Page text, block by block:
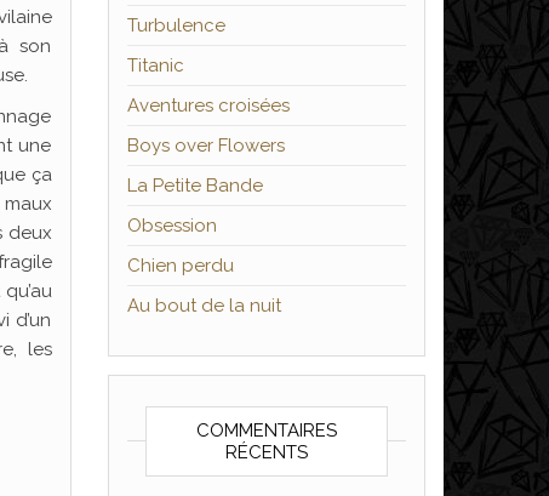
son
une
ça
deux
d’un
les
Turbulence
Titanic
Aventures croisées
Boys over Flowers
La Petite Bande
Obsession
Chien perdu
Au bout de la nuit
COMMENTAIRES
RÉCENTS